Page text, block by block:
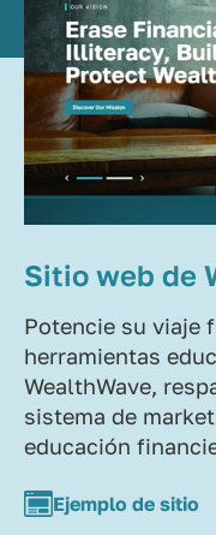
Sitio web de
Potencie su viaje
herramientas
WealthWave,
sistema de
educación
Ejemplo de sitio